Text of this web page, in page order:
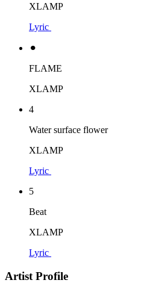
XLAMP
Lyric
⚫︎
FLAME
XLAMP
4
Water surface flower
XLAMP
Lyric
5
Beat
XLAMP
Lyric
Artist Profile